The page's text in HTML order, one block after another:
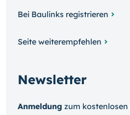
Bei Baulinks registrieren
Seite weiterempfehlen
Newsletter
Anmeldung zum kosten­losen